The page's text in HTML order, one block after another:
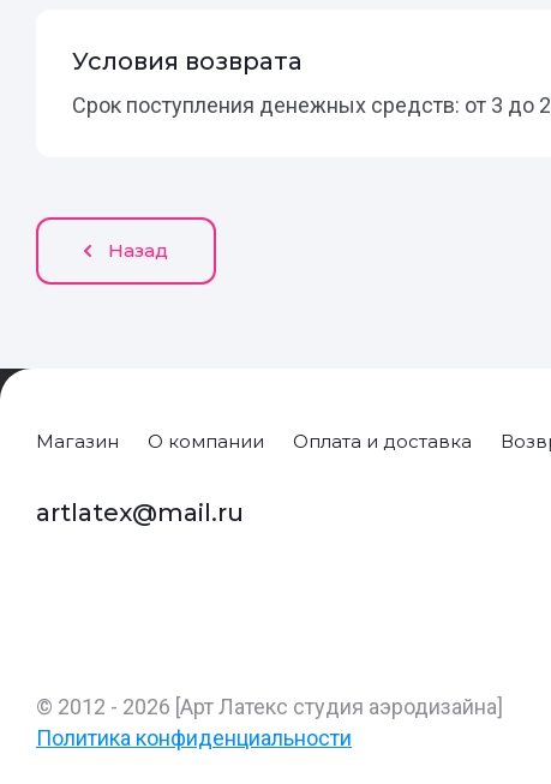
Условия возврата
Срок поступления денежных средств: от 3 до
Назад
Магазин О компании Оплата и доставка
artlatex@mail.ru
© 2012 - 2026 [Арт Латекс студия аэродизайна]
Политика конфиденциальности